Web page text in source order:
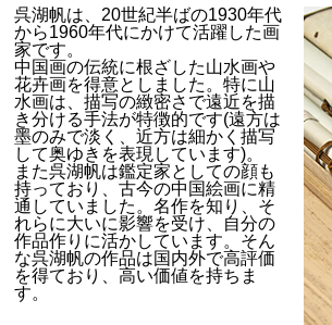
呉湖帆は、20世紀半ばの1930年代
から1960年代にかけて活躍した画
家です。
中国画の伝統に根ざした山水画や
花卉画を得意としました。特に山
水画は、描写の緻密さで遠近を描
き分ける手法が特徴的です(遠方は
墨のみで淡く、近方は細かく描写
して奥ゆきを表現しています)。
また呉湖帆は鑑定家としての顔も
持っており、古今の中国絵画に精
通していました。名作を知り、そ
れらに大いに影響を受け、自分の
作品作りに活かしています。そん
な呉湖帆の作品は国内外で高評価
を得ており、高い価値を持ちま
す。